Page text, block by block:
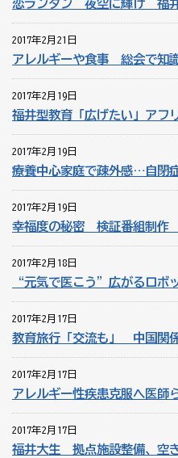
恋ランタン 夜空に輝け 福
2017年2月21日
アレルギーや食事 総会で知
2017年2月19日
福井型教育「広げたい」ア
2017年2月19日
療養中心家庭で疎外感…自閉
2017年2月19日
幸福度の秘密 検証番組制作
2017年2月18日
“元気で医こう”広がるロボ
2017年2月17日
教育旅行「交流も」 中国関
2017年2月17日
アレルギー性疾患克服へ医
2017年2月17日
福井大生 拠点施設整備、空